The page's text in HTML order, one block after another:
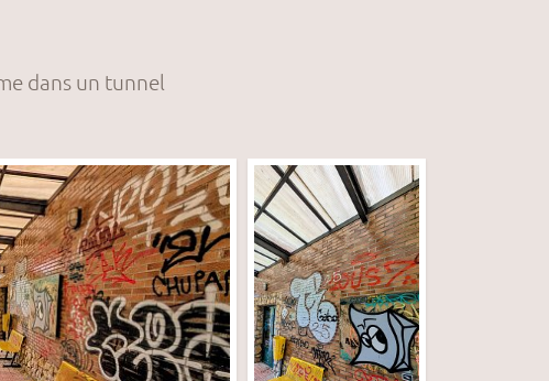
dans un tunnel